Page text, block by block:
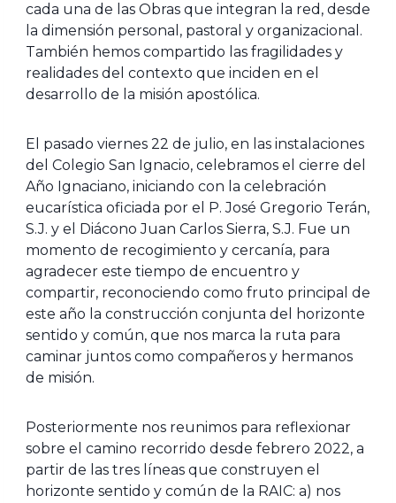
cada una de las Obras que integran la red, desde
la dimensión personal, pastoral y organizacional.
También hemos compartido las fragilidades y
realidades del contexto que inciden en el
desarrollo de la misión apostólica.
El pasado viernes 22 de julio, en las instalaciones
del Colegio San Ignacio, celebramos el cierre del
Año Ignaciano, iniciando con la celebración
eucarística oficiada por el P. José Gregorio Terán,
S.J. y el Diácono Juan Carlos Sierra, S.J. Fue un
momento de recogimiento y cercanía, para
agradecer este tiempo de encuentro y
compartir, reconociendo como fruto principal de
este año la construcción conjunta del horizonte
sentido y común, que nos marca la ruta para
caminar juntos como compañeros y hermanos
de misión.
Posteriormente nos reunimos para reflexionar
sobre el camino recorrido desde febrero 2022, a
partir de las tres líneas que construyen el
horizonte sentido y común de la RAIC: a) nos